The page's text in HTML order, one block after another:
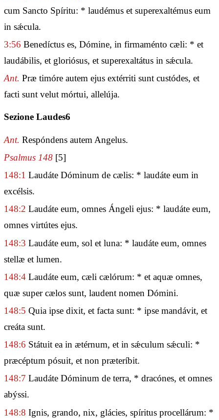
cum Sancto Spíritu: * laudémus et superexaltémus eum
in sǽcula.
3:56 Benedíctus es, Dómine, in firmaménto cæli: * et
laudábilis, et gloriósus, et superexaltátus in sǽcula.
Ant. Præ timóre autem ejus extérriti sunt custódes, et
facti sunt velut mórtui, allelúja.
Sezione Laudes6
Ant. Respóndens autem Angelus.
Psalmus 148 [5]
148:1 Laudáte Dóminum de cælis: * laudáte eum in
excélsis.
148:2 Laudáte eum, omnes Ángeli ejus: * laudáte eum,
omnes virtútes ejus.
148:3 Laudáte eum, sol et luna: * laudáte eum, omnes
stellæ et lumen.
148:4 Laudáte eum, cæli cælórum: * et aquæ omnes,
quæ super cælos sunt, laudent nomen Dómini.
148:5 Quia ipse dixit, et facta sunt: * ipse mandávit, et
creáta sunt.
148:6 Státuit ea in ætérnum, et in sǽculum sǽculi: *
præcéptum pósuit, et non præteríbit.
148:7 Laudáte Dóminum de terra, * dracónes, et omnes
abýssi.
148:8 Ignis, grando, nix, glácies, spíritus procellárum: *